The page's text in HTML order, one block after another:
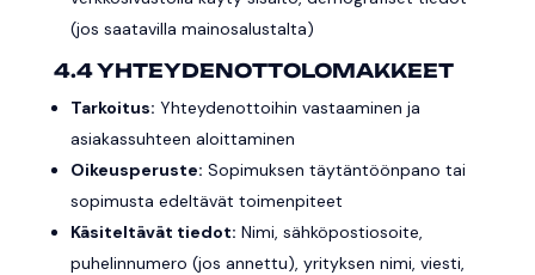
(jos saatavilla mainosalustalta)
4.4 YHTEYDENOTTOLOMAKKEET
Tarkoitus: Yhteydenottoihin vastaaminen ja
asiakassuhteen aloittaminen
Oikeusperuste: Sopimuksen täytäntöönpano tai
sopimusta edeltävät toimenpiteet
Käsiteltävät tiedot: Nimi, sähköpostiosoite,
puhelinnumero (jos annettu), yrityksen nimi, viesti,